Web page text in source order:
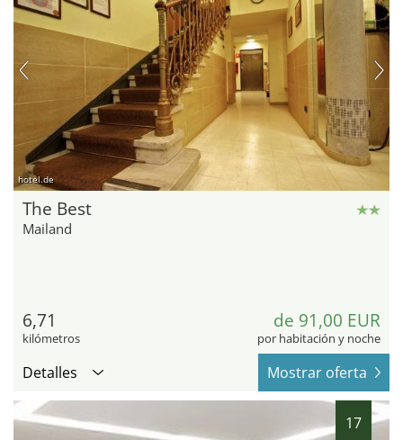
hotel.de
The Best
Mailand
6,71
kilómetros
de 91,00 EUR
por habitación y noche
Detalles Mostrar oferta
17